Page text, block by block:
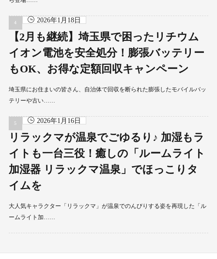
2026年1月18日
【2月も継続】埼玉県で困ったリチウム
イオン電池を安全処分！膨張バッテリー
もOK、お得な定額回収キャンペーン
埼玉県にお住まいの皆さん、自治体で回収を断られた膨張したモバイルバッ
テリーや古い……
2026年1月16日
リラックマが温泉でごゆるり♪ 加湿もラ
イトも一台三役！癒しの「ルームライト
加湿器 リラックマ温泉」でほっこりタ
イムを
大人気キャラクター「リラックマ」が温泉でのんびりする姿を再現した「ル
ームライト加……